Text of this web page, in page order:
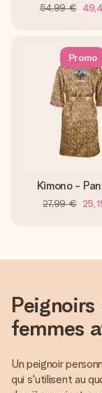
54,99 €
Promo
Kimono -
27,99 €
femmes
Un peignoir
qui s'utilisent au